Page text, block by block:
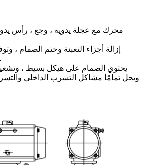
وتقليل وزن الصمام.
ويحل تمامًا مشاكل التسرب الداخلي